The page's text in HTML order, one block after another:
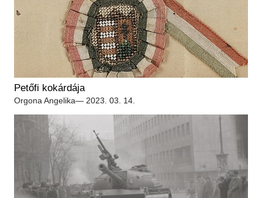
Petőfi kokárdája
Orgona Angelika— 2023. 03. 14.